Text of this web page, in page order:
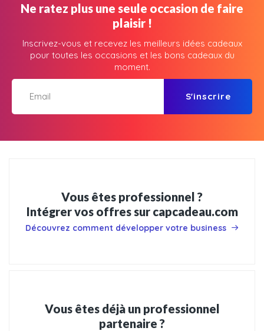
Ne ratez plus une seule occasion de faire
plaisir !
Inscrivez-vous et recevez les meilleurs idées cadeaux
pour toutes les occasions et les bons cadeaux du
moment.
S'inscrire
Vous êtes professionnel ?
Intégrer vos offres sur capcadeau.com
Découvrez comment développer votre business
Vous êtes déjà un professionnel
partenaire ?